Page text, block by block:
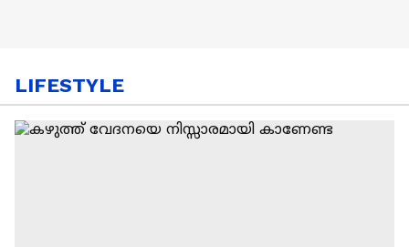
LIFESTYLE